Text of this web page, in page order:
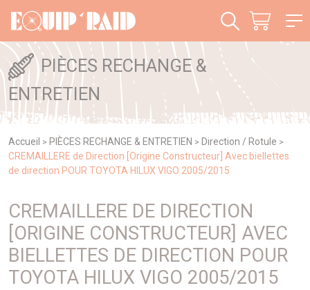
PIÈCES RECHANGE &
ENTRETIEN
Accueil > PIÈCES RECHANGE & ENTRETIEN > Direction / Rotule >
CREMAILLERE de Direction [Origine Constructeur] Avec biellettes
de direction POUR TOYOTA HILUX VIGO 2005/2015
CREMAILLERE DE DIRECTION
[ORIGINE CONSTRUCTEUR] AVEC
BIELLETTES DE DIRECTION POUR
TOYOTA HILUX VIGO 2005/2015
Panneau de gestion des cookies